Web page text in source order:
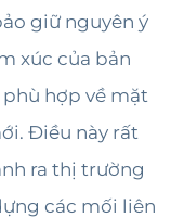
giữ nguyên ý
xúc của bản
hợp về mặt
Điều này rất
ra thị trường
các mối liên